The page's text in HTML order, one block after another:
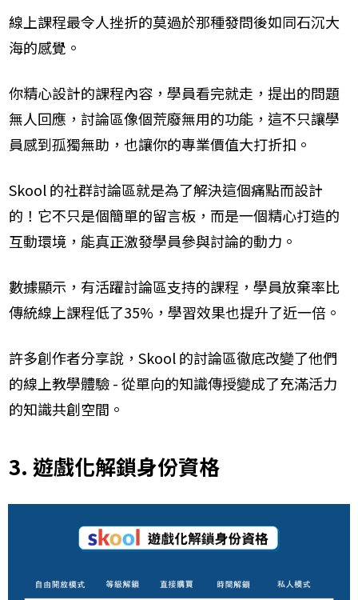
線上課程最令人挫折的莫過於那種發問後如同石沉大
海的感覺。
你精心設計的課程內容，學員看完就走，提出的問題
無人回應，討論區像個荒廢無用的功能，這不只讓學
員感到孤獨無助，也讓你的專業價值大打折扣。
Skool 的社群討論區就是為了解決這個痛點而設計
的！它不只是個簡單的留言板，而是一個精心打造的
互動環境，能真正激發學員參與討論的動力。
數據顯示，有活躍討論區支持的課程，學員放棄率比
傳統線上課程低了35%，學習效果也提升了近一倍。
許多創作者分享說，Skool 的討論區徹底改變了他們
的線上教學體驗 - 從單向的知識傳授變成了充滿活力
的知識共創空間。
3. 遊戲化解鎖身份資格